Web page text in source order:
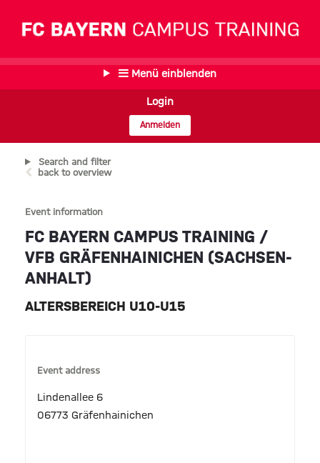
Menü einblenden
Login
Anmelden
Search and filter
back to overview
Event information
FC BAYERN CAMPUS TRAINING /
VFB GRÄFENHAINICHEN (SACHSEN-
ANHALT)
ALTERSBEREICH U10-U15
Event address
Lindenallee 6
06773 Gräfenhainichen